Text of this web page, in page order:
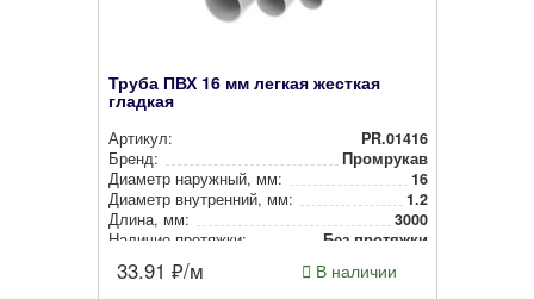
Труба ПВХ 16 мм легкая жесткая
гладкая
Артикул:
PR.01416
Бренд:
Промрукав
Диаметр наружный, мм:
16
Диаметр внут­рен­ний, мм:
1.2
Длина, мм:
3000
Наличие протяжки:
Без протяжки
33.91 ₽/м В наличии